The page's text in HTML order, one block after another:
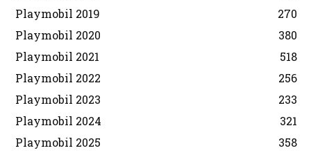
Playmobil 2019
270
Playmobil 2020
380
Playmobil 2021
518
Playmobil 2022
256
Playmobil 2023
233
Playmobil 2024
321
Playmobil 2025
358